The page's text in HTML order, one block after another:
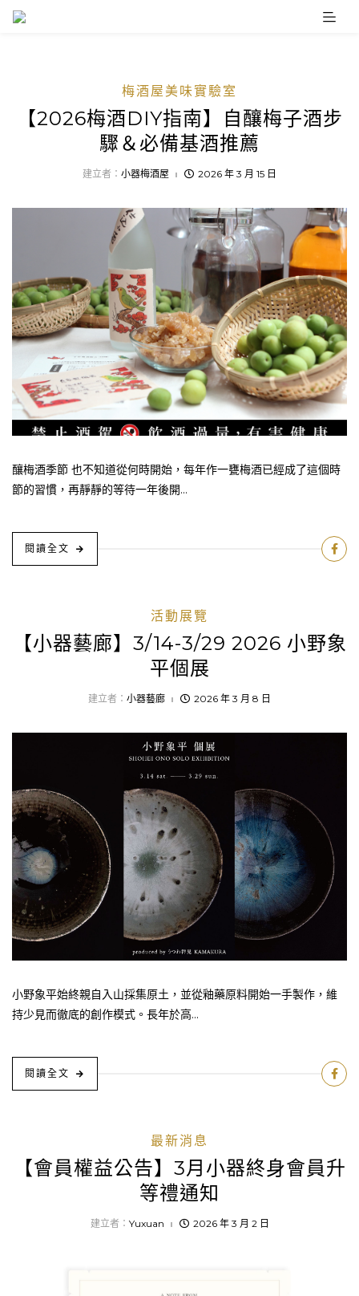
Skip
梅酒屋美味實驗室
【2026梅酒DIY指南】自釀梅子酒步
驟＆必備基酒推薦
建立者： 小器梅酒屋 2026 年 3 月 15 日
釀梅酒季節 也不知道從何時開始，每年作一甕梅酒已經成了這個時
節的習慣，再靜靜的等待一年後開...
閱讀全文
活動展覽
【小器藝廊】3/14-3/29 2026 小野象
平個展
建立者： 小器藝廊 2026 年 3 月 8 日
小野象平始終親自入山採集原土，並從釉藥原料開始一手製作，維
持少見而徹底的創作模式。長年於高...
閱讀全文
最新消息
【會員權益公告】3月小器終身會員升
等禮通知
建立者： Yuxuan 2026 年 3 月 2 日